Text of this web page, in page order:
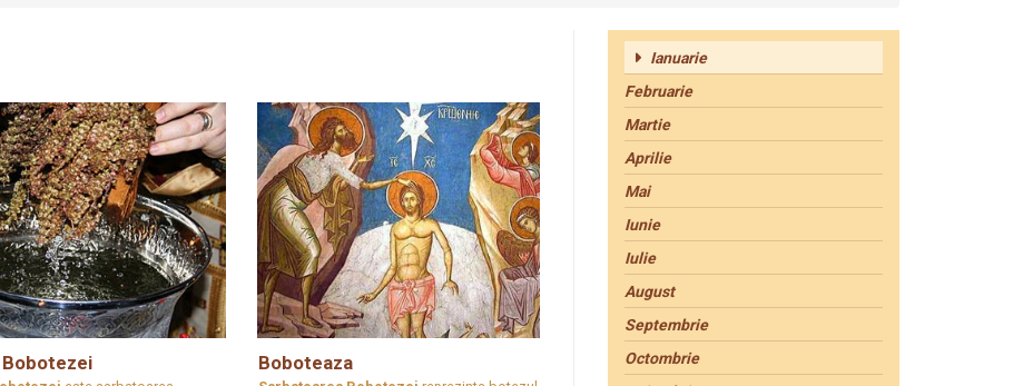
Boboteaza
Ianuarie
Februarie
Martie
Aprilie
Mai
Iunie
Iulie
August
Septembrie
Octombrie